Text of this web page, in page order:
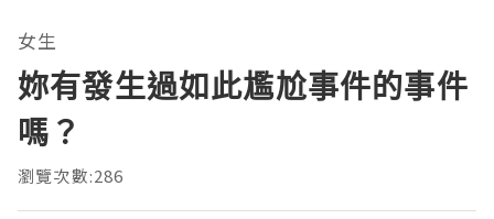
女生
妳有發生過如此尷尬事件的事件
嗎？
瀏覽次數:286